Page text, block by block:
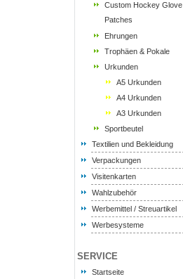
Custom Hockey Glove
Patches
Ehrungen
Trophäen & Pokale
Urkunden
A5 Urkunden
A4 Urkunden
A3 Urkunden
Sportbeutel
Textilien und Bekleidung
Verpackungen
Visitenkarten
Wahlzubehör
Werbemittel / Streuartikel
Werbesysteme
SERVICE
Startseite